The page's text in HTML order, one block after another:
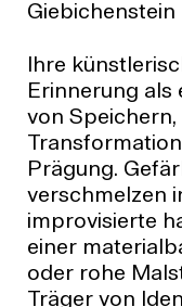
Giebichenstein
Ihre
Erinnerung als
von Speichern,
Prägung.
verschmelzen
improvisierte
einer
oder rohe
Träger von